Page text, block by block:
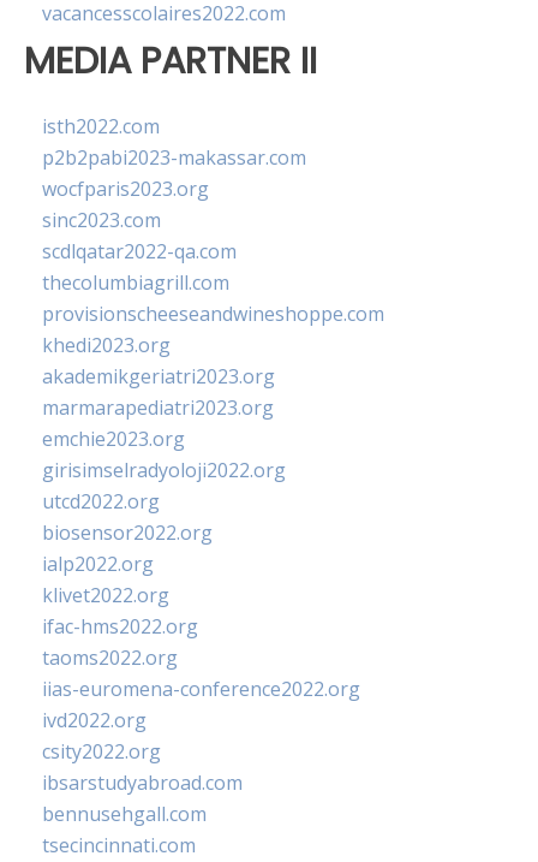
vacancesscolaires2022.com
MEDIA PARTNER II
isth2022.com
p2b2pabi2023-makassar.com
wocfparis2023.org
sinc2023.com
scdlqatar2022-qa.com
thecolumbiagrill.com
provisionscheeseandwineshoppe.com
khedi2023.org
akademikgeriatri2023.org
marmarapediatri2023.org
emchie2023.org
girisimselradyoloji2022.org
utcd2022.org
biosensor2022.org
ialp2022.org
klivet2022.org
ifac-hms2022.org
taoms2022.org
iias-euromena-conference2022.org
ivd2022.org
csity2022.org
ibsarstudyabroad.com
bennusehgall.com
tsecincinnati.com